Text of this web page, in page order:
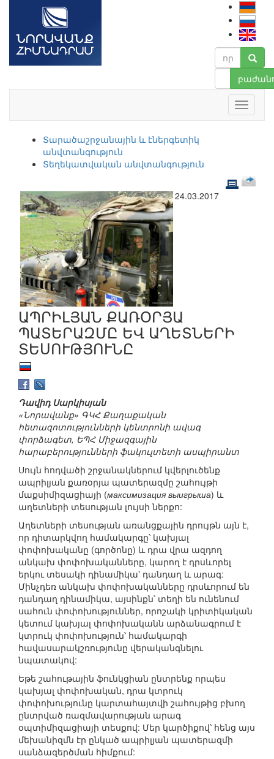
Տարածաշրջանային և էներգետիկ
անվտանգություն
Տեղեկատվական անվտանգություն
24.03.2017
ԱՊՐԻԼՅԱՆ ՔԱՌՕՐՅԱ
ՊԱՏԵՐԱԶՄԸ ԵՎ ԱՂԵՏՆԵՐԻ
ՏԵՍՈՒԹՅՈՒՆԸ
Դավիդ Սարկիսյան
«Նորավանք» ԳԿՀ Քաղաքական
հետազոտությունների կենտրոնի ավագ
փորձագետ, ԵՊՀ Միջազգային
հարաբերությունների ֆակուլտետի ասպիրանտ
Սույն հոդվածի շրջանակներում կվերլուծենք
ապրիլյան քառօրյա պատերազմը շահույթի
մաքսիմիզացիայի (максимизация выигрыша) և
աղետների տեսության լույսի ներքո:
Աղետների տեսության առանցքային դրույթն այն է,
որ դիտարկվող համակարգը՝ կախյալ
փոփոխականը (գործոնը) և դրա վրա ազդող
անկախ փոփոխականները, կարող է դրսևորել
երկու տեսակի դինամիկա՝ դանդաղ և արագ:
Մինչդեռ անկախ փոփոխականները դրսևորում են
դանդաղ դինամիկա, այսինքն՝ տեղի են ունենում
սահուն փոփոխություններ, որոշակի կրիտիկական
կետում կախյալ փոփոխականն արձանագրում է
կտրուկ փոփոխություն՝ համակարգի
հավասարակշռությունը վերականգնելու
նպատակով:
Եթե շահութային ֆունկցիան ընտրենք որպես
կախյալ փոփոխական, դրա կտրուկ
փոփոխությունը կարտահայտվի շահույթից բխող
ընտրված ռազմավարության արագ
օպտիմիզացիայի տեսքով: Մեր կարծիքով՝ հենց այս
մեխանիզմն էր ընկած ապրիլյան պատերազմի
սանձազերծման հիմքում: